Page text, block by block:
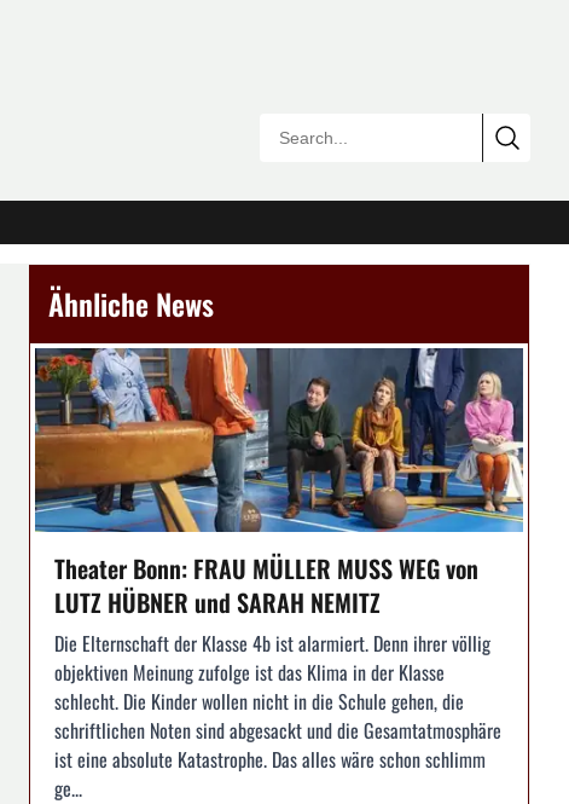
Ähnliche News
Theater Bonn: FRAU MÜLLER MUSS WEG von
LUTZ HÜBNER und SARAH NEMITZ
Die Elternschaft der Klasse 4b ist alarmiert. Denn ihrer völlig
objektiven Meinung zufolge ist das Klima in der Klasse
schlecht. Die Kinder wollen nicht in die Schule gehen, die
schriftlichen Noten sind abgesackt und die Gesamtatmosphäre
ist eine absolute Katastrophe. Das alles wäre schon schlimm
ge...